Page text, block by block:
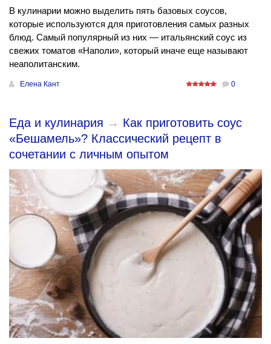
В кулинарии можно выделить пять базовых соусов,
которые используются для приготовления самых разных
блюд. Самый популярный из них — итальянский соус из
свежих томатов «Наполи», который иначе еще называют
неаполитанским.
Елена Кант 0
Еда и кулинария → Как приготовить соус
«Бешамель»? Классический рецепт в
сочетании с личным опытом